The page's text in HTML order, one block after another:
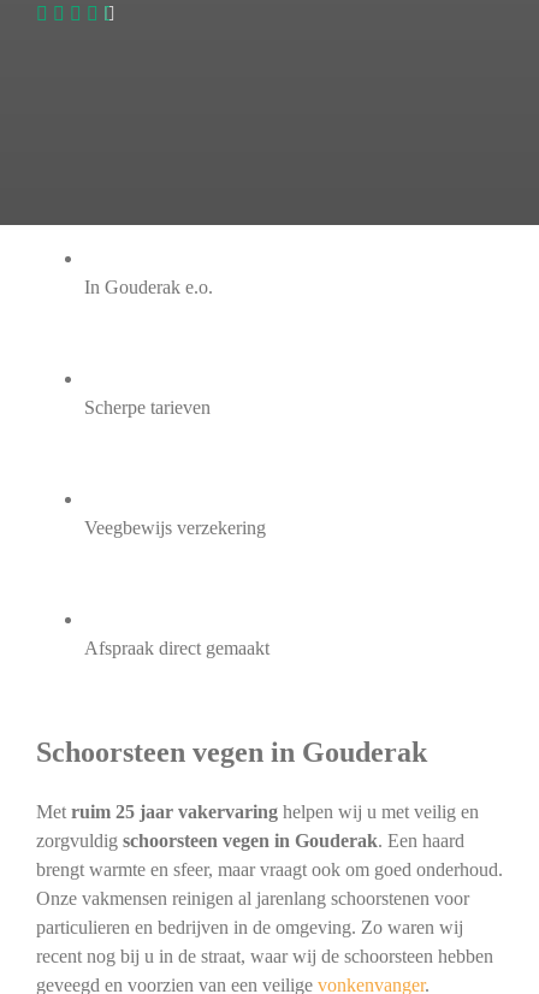
In Gouderak e.o.
Scherpe tarieven
Veegbewijs verzekering
Afspraak direct gemaakt
Schoorsteen vegen in Gouderak
Met ruim 25 jaar vakervaringhelpen wij u met veilig en
zorgvuldig schoorsteen vegen in Gouderak. Een haard
brengt warmte en sfeer, maar vraagt ook om goed onderhoud.
Onze vakmensen reinigen al jarenlang schoorstenen voor
particulieren en bedrijven in de omgeving. Zo waren wij
recent nog bij u in de straat, waar wij de schoorsteen hebben
geveegd en voorzien van een veilige vonkenvanger.